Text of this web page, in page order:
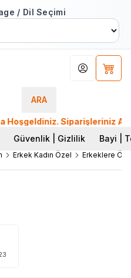
/ Dil Seçimi
ARA
Hesabım
Siparişleriniz AYNI
Güvenlik | Gizlilik Bayi |
Erkek Kadın Özel Erkeklere